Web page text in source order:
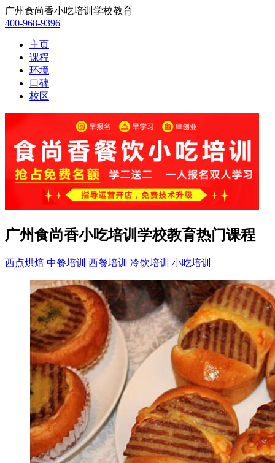
广州食尚香小吃培训学校教育
400-968-9396
主页
课程
环境
口碑
校区
广州食尚香小吃培训学校教育热门课程
西点烘焙 中餐培训 西餐培训 冷饮培训 小吃培训